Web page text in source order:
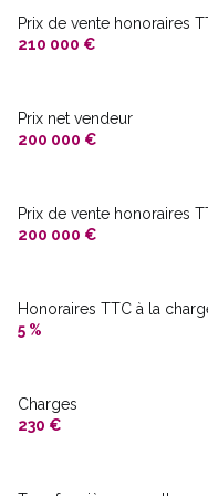
1 parking(s)
3 côté(s) mitoyen(s)
vue Bourg/
terrasse
Prix de vente honoraires
210 000 €
Prix net vendeur
200 000 €
Prix de vente honoraires
200 000 €
Honoraires TTC à la
5 %
Charges
230 €